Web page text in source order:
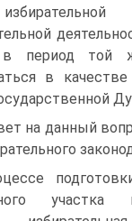
в период той
в
на данный